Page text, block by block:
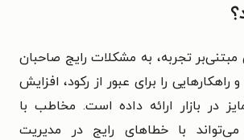
مبتنی‌بر تجربه، به مشکلات رایج صاحبان
را برای عبور از رکود، افزایش
در بازار ارائه داده است. مخاطب با
با خطاهای رایج در مدیریت